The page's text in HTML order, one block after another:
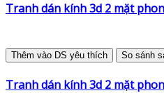
Tranh dán kính 3d 2 mặt
Thêm vào DS yêu thích So sánh
Tranh dán kính 3d 2 mặt